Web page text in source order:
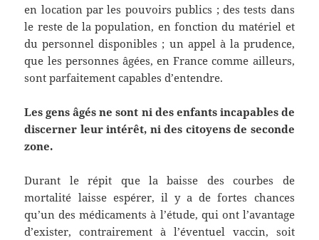
en location par les pouvoirs publics ; des tests dans
le reste de la population, en fonction du matériel et
du personnel disponibles ; un appel à la prudence,
que les personnes âgées, en France comme ailleurs,
sont parfaitement capables d’entendre.
Les gens âgés ne sont ni des enfants incapables de
discerner leur intérêt, ni des citoyens de seconde
zone.
Durant le répit que la baisse des courbes de
mortalité laisse espérer, il y a de fortes chances
qu’un des médicaments à l’étude, qui ont l’avantage
d’exister, contrairement à l’éventuel vaccin, soit